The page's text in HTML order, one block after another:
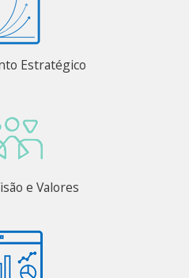
Estratégico
e Valores